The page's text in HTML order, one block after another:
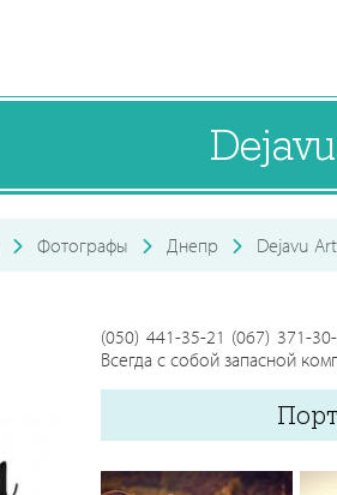
Фотографы Днепр Dejavu Art
(050) 441-35-21 (067) 371-
Всегда с собой запасной